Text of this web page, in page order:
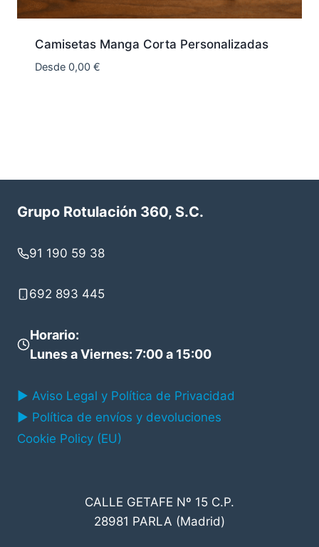
Camisetas Manga Corta Personalizadas
Desde 0,00 €
Grupo Rotulación 360, S.C.
91 190 59 38
692 893 445
Horario:
Lunes a Viernes: 7:00 a 15:00
▶ Aviso Legal y Política de Privacidad
▶ Política de envíos y devoluciones
Cookie Policy (EU)
CALLE GETAFE Nº 15 C.P.
28981 PARLA (Madrid)